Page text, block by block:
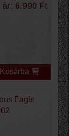
ár: 6.990 Ft
Kosárba
Eagle